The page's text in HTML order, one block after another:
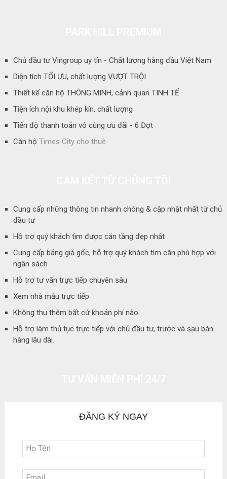
Chủ đầu tư Vingroup uy tín - Chất lượng hàng đầu Việt Nam
Diện tích TỐI ƯU, chất lượng VƯỢT TRỘI
Thiết kế căn hộ THÔNG MINH, cảnh quan TINH TẾ
Tiện ích nội khu khép kín, chất lượng
Tiến độ thanh toán vô cùng ưu đãi - 6 Đợt
Căn hộ Times City cho thuê
Cung cấp những thông tin nhanh chóng & cập nhật nhất từ chủ
đầu tư
Hỗ trợ quý khách tìm được căn tầng đẹp nhất
Cung cấp bảng giá gốc, hỗ trợ quý khách tìm căn phù hợp với
ngân sách
Hỗ trợ tư vấn trực tiếp chuyên sâu
Xem nhà mẫu trực tiếp
Không thu thêm bất cứ khoản phí nào.
Hỗ trợ làm thủ tục trực tiếp với chủ đầu tư, trước và sau bán
hàng lâu dài.
ĐĂNG KÝ NGAY